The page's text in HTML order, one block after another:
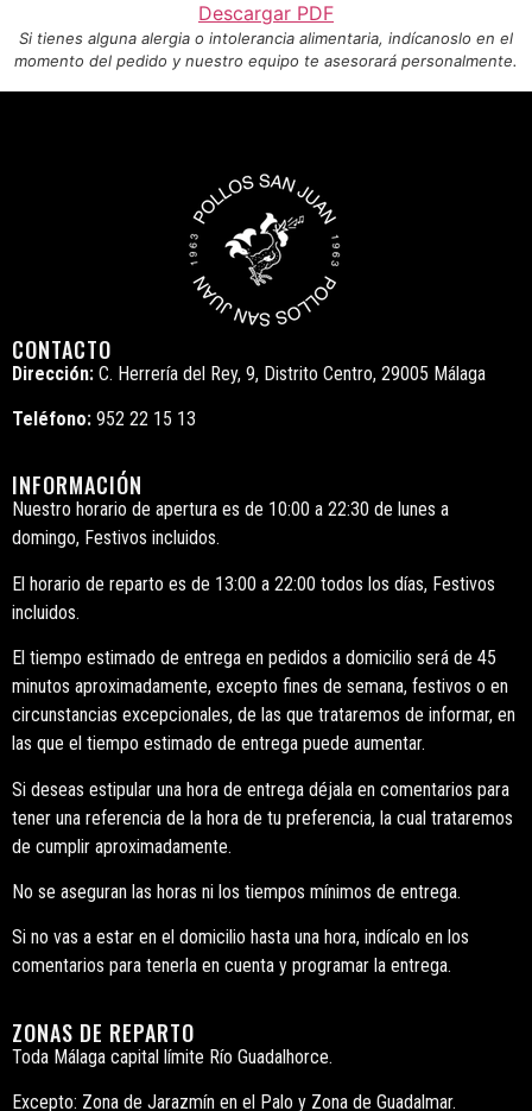
Descargar PDF
Si tienes alguna alergia o intolerancia alimentaria, indícanoslo en el
momento del pedido y nuestro equipo te asesorará personalmente.
CONTACTO
Dirección: C. Herrería del Rey, 9, Distrito Centro, 29005 Málaga
Teléfono: 952 22 15 13
INFORMACIÓN
Nuestro horario de apertura es de 10:00 a 22:30 de lunes a
domingo, Festivos incluidos.
El horario de reparto es de 13:00 a 22:00 todos los días, Festivos
incluidos.
El tiempo estimado de entrega en pedidos a domicilio será de 45
minutos aproximadamente, excepto fines de semana, festivos o en
circunstancias excepcionales, de las que trataremos de informar, en
las que el tiempo estimado de entrega puede aumentar.
Si deseas estipular una hora de entrega déjala en comentarios para
tener una referencia de la hora de tu preferencia, la cual trataremos
de cumplir aproximadamente.
No se aseguran las horas ni los tiempos mínimos de entrega.
Si no vas a estar en el domicilio hasta una hora, indícalo en los
comentarios para tenerla en cuenta y programar la entrega.
ZONAS DE REPARTO
Toda Málaga capital límite Río Guadalhorce.
Excepto: Zona de Jarazmín en el Palo y Zona de Guadalmar.